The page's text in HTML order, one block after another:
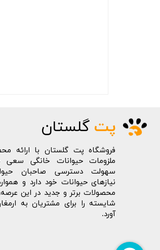
پت گلستان
فروشگاه پت گلستان با ارائه
ملزومات حیوانات خانگی سعی
سهولت دسترسی صاحبان
نیازهای حیوانات خود دارد و
محصولات برتر و جدید در این
شایسته را برای مشتریان به
آورد.